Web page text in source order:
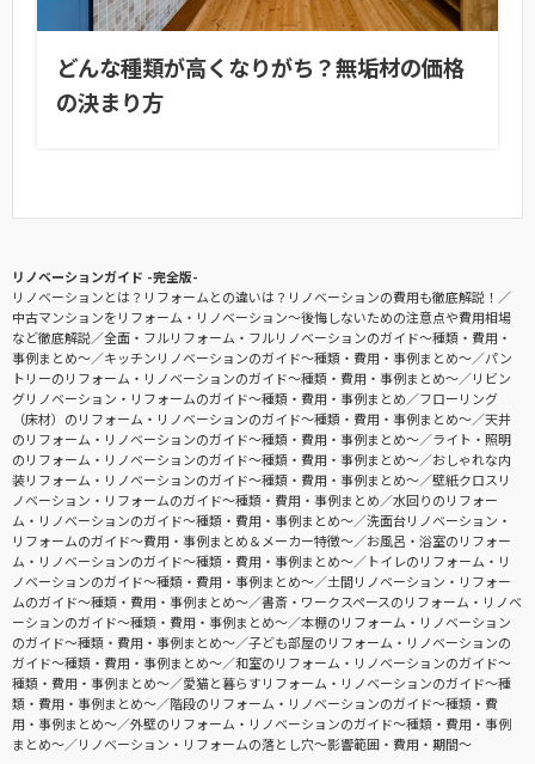
どんな種類が高くなりがち？無垢材の価格
の決まり方
リノベーションガイド -完全版-
リノベーションとは？リフォームとの違いは？リノベーションの費用も徹底解説！
中古マンションをリフォーム・リノベーション〜後悔しないための注意点や費用相場
など徹底解説
全面・フルリフォーム・フルリノベーションのガイド〜種類・費用・
事例まとめ〜
キッチンリノベーションのガイド〜種類・費用・事例まとめ〜
パン
トリーのリフォーム・リノベーションのガイド〜種類・費用・事例まとめ〜
リビン
グリノベーション・リフォームのガイド〜種類・費用・事例まとめ
フローリング
（床材）のリフォーム・リノベーションのガイド〜種類・費用・事例まとめ〜
天井
のリフォーム・リノベーションのガイド〜種類・費用・事例まとめ〜
ライト・照明
のリフォーム・リノベーションのガイド〜種類・費用・事例まとめ〜
おしゃれな内
装リフォーム・リノベーションのガイド〜種類・費用・事例まとめ〜
壁紙クロスリ
ノベーション・リフォームのガイド〜種類・費用・事例まとめ
水回りのリフォー
ム・リノベーションのガイド〜種類・費用・事例まとめ〜
洗面台リノベーション・
リフォームのガイド〜費用・事例まとめ＆メーカー特徴〜
お風呂・浴室のリフォー
ム・リノベーションのガイド〜種類・費用・事例まとめ〜
トイレのリフォーム・リ
ノベーションのガイド〜種類・費用・事例まとめ〜
土間リノベーション・リフォー
ムのガイド〜種類・費用・事例まとめ〜
書斎・ワークスペースのリフォーム・リノベ
ーションのガイド〜種類・費用・事例まとめ〜
本棚のリフォーム・リノベーション
のガイド〜種類・費用・事例まとめ〜
子ども部屋のリフォーム・リノベーションの
ガイド〜種類・費用・事例まとめ〜
和室のリフォーム・リノベーションのガイド〜
種類・費用・事例まとめ〜
愛猫と暮らすリフォーム・リノベーションのガイド〜種
類・費用・事例まとめ〜
階段のリフォーム・リノベーションのガイド〜種類・費
用・事例まとめ〜
外壁のリフォーム・リノベーションのガイド〜種類・費用・事例
まとめ〜
リノベーション・リフォームの落とし穴～影響範囲・費用・期間～